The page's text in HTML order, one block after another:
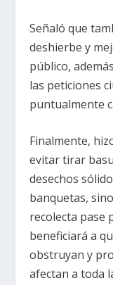
Señaló que
deshierbe y
público,
las peticiones
puntualmente
Finalmente,
evitar tirar
desechos
banquetas,
recolecta pase
beneficiará a
obstruyan y
afectan a toda